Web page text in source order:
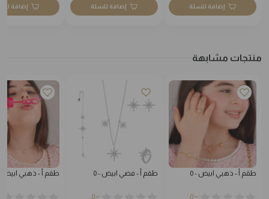
إضافة للسلة إضافة للسلة إضافة
منتجات مشابهة
طقم أ - ذهبي ابيض - 0
0
طقم أ - فضي ابيض - 0
0
طقم أ - ذهبي ابيض -